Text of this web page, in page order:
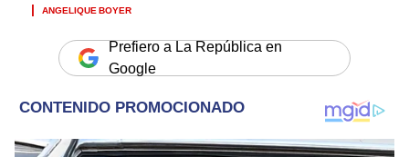
ANGELIQUE BOYER
Prefiero a La República en
Google